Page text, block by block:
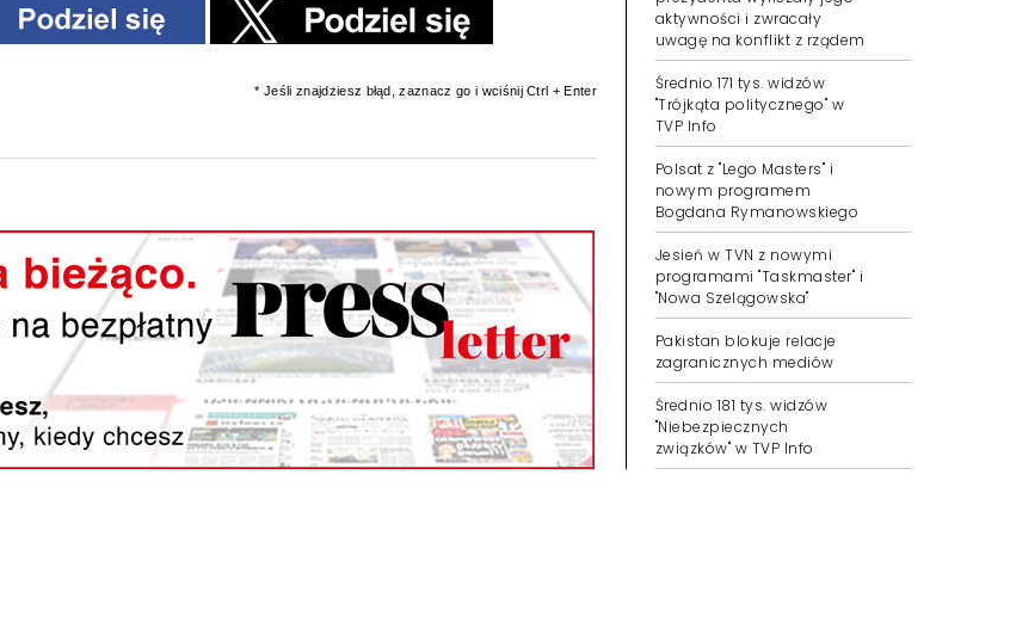
* Jeśli znajdziesz błąd, zaznacz go i wciśnij Ctrl + Enter
aktywności i zwracały
uwagę na konflikt z rządem
Średnio 171 tys. widzów
"Trójkąta politycznego" w
TVP Info
Polsat z "Lego Masters" i
nowym programem
Bogdana Rymanowskiego
Jesień w TVN z nowymi
programami "Taskmaster" i
"Nowa Szelągowska"
Pakistan blokuje relacje
zagranicznych mediów
Średnio 181 tys. widzów
"Niebezpiecznych
związków" w TVP Info